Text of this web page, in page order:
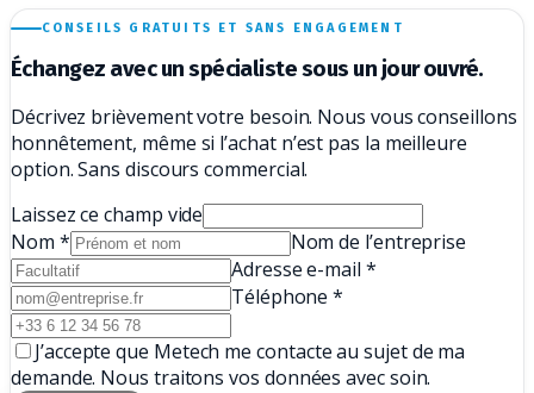
CONSEILS GRATUITS ET SANS ENGAGEMENT
Échangez avec unspécialiste sous un jour ouvré.
Décrivez brièvement votre besoin. Nous vous conseillons
honnêtement, même si l’achat n’est pas la meilleure
option. Sans discours commercial.
Laissez ce champ vide
Nom *
Nom de l’entreprise
Adresse e-mail *
Téléphone *
J’accepte que Metech me contacte au sujet de ma
demande. Nous traitons vos données avec soin.